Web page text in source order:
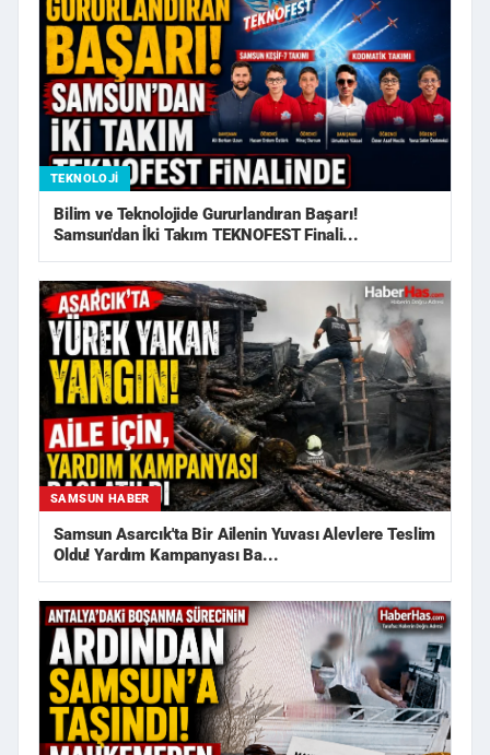
TEKNOLOJI
Bilim ve Teknolojide Gururlandıran Başarı!
Samsun'dan İki Takım TEKNOFEST Finali...
SAMSUN HABER
Samsun Asarcık'ta Bir Ailenin Yuvası Alevlere Teslim
Oldu! Yardım Kampanyası Ba...